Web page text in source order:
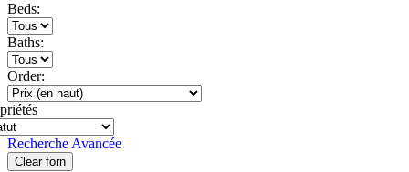
Beds:
Baths:
Order:
Recherche Avancée
Clear forn